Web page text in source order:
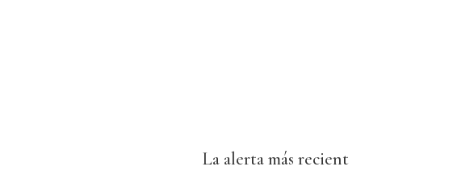
La alerta más recient